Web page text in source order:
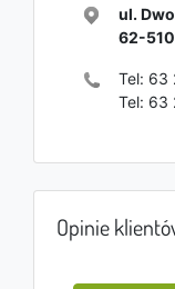
ul.
62-510
Tel: 63
Tel: 63
Opinie